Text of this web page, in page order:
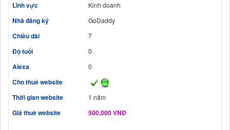
Lĩnh vực Kinh doanh
Nhà đăng ký GoDaddy
Chiều dài 7
Độ tuổi 0
Alexa 0
Cho thuê website
Thời gian website
1 năm
Giá thuê website 500,000 VNĐ